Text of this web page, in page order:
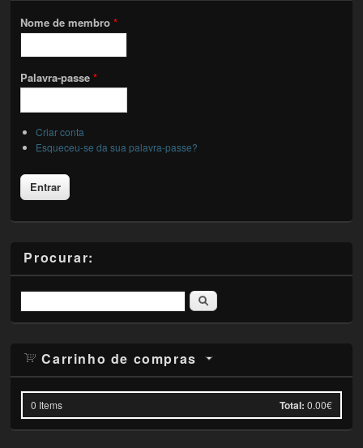
Nome de membro*
Palavra-passe*
Criar conta
Esqueceu-se da sua palavra-passe?
Procurar:
Pesquisar
Carrinho de compras
0 Items Total: 0.00€